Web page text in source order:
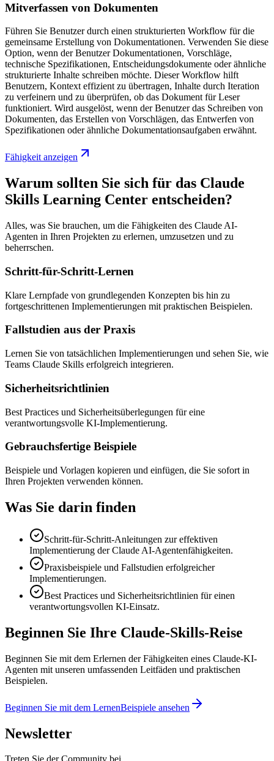
Mitverfassen von Dokumenten
Führen Sie Benutzer durch einen strukturierten Workflow für die
gemeinsame Erstellung von Dokumentationen. Verwenden Sie diese
Option, wenn der Benutzer Dokumentationen, Vorschläge,
technische Spezifikationen, Entscheidungsdokumente oder ähnliche
strukturierte Inhalte schreiben möchte. Dieser Workflow hilft
Benutzern, Kontext effizient zu übertragen, Inhalte durch Iteration
zu verfeinern und zu überprüfen, ob das Dokument für Leser
funktioniert. Wird ausgelöst, wenn der Benutzer das Schreiben von
Dokumenten, das Erstellen von Vorschlägen, das Entwerfen von
Spezifikationen oder ähnliche Dokumentationsaufgaben erwähnt.
Fähigkeit anzeigen
Warum sollten Sie sich für das Claude
Skills Learning Center entscheiden?
Alles, was Sie brauchen, um die Fähigkeiten des Claude AI-
Agenten in Ihren Projekten zu erlernen, umzusetzen und zu
beherrschen.
Schritt-für-Schritt-Lernen
Klare Lernpfade von grundlegenden Konzepten bis hin zu
fortgeschrittenen Implementierungen mit praktischen Beispielen.
Fallstudien aus der Praxis
Lernen Sie von tatsächlichen Implementierungen und sehen Sie, wie
Teams Claude Skills erfolgreich integrieren.
Sicherheitsrichtlinien
Best Practices und Sicherheitsüberlegungen für eine
verantwortungsvolle KI-Implementierung.
Gebrauchsfertige Beispiele
Beispiele und Vorlagen kopieren und einfügen, die Sie sofort in
Ihren Projekten verwenden können.
Was Sie darin finden
Schritt-für-Schritt-Anleitungen zur effektiven
Implementierung der Claude AI-Agentenfähigkeiten.
Praxisbeispiele und Fallstudien erfolgreicher
Implementierungen.
Best Practices und Sicherheitsrichtlinien für einen
verantwortungsvollen KI-Einsatz.
Beginnen Sie Ihre Claude-Skills-Reise
Beginnen Sie mit dem Erlernen der Fähigkeiten eines Claude-KI-
Agenten mit unseren umfassenden Leitfäden und praktischen
Beispielen.
Beginnen Sie mit dem LernenBeispiele ansehen
Newsletter